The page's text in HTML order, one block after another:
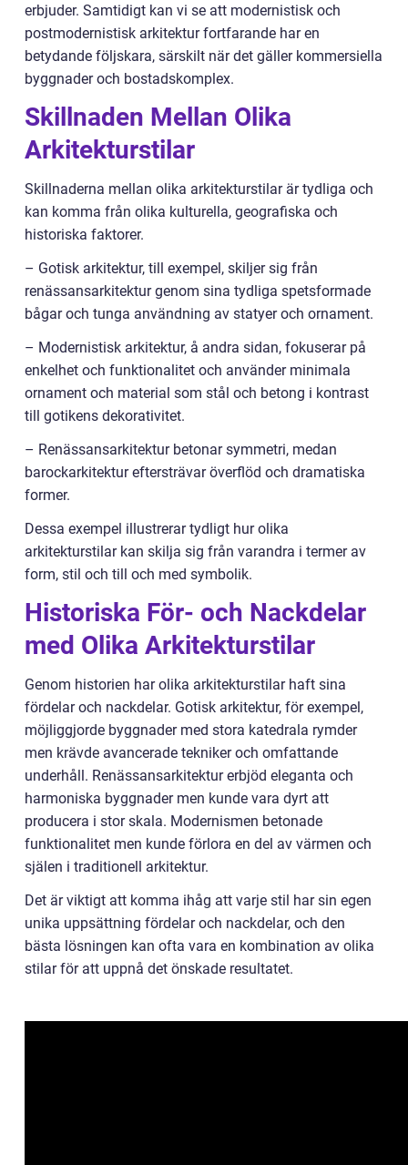
erbjuder. Samtidigt kan vi se att modernistisk och
postmodernistisk arkitektur fortfarande har en
betydande följskara, särskilt när det gäller kommersiella
byggnader och bostadskomplex.
Skillnaden Mellan Olika
Arkitekturstilar
Skillnaderna mellan olika arkitekturstilar är tydliga och
kan komma från olika kulturella, geografiska och
historiska faktorer.
– Gotisk arkitektur, till exempel, skiljer sig från
renässansarkitektur genom sina tydliga spetsformade
bågar och tunga användning av statyer och ornament.
– Modernistisk arkitektur, å andra sidan, fokuserar på
enkelhet och funktionalitet och använder minimala
ornament och material som stål och betong i kontrast
till gotikens dekorativitet.
– Renässansarkitektur betonar symmetri, medan
barockarkitektur eftersträvar överflöd och dramatiska
former.
Dessa exempel illustrerar tydligt hur olika
arkitekturstilar kan skilja sig från varandra i termer av
form, stil och till och med symbolik.
Historiska För- och Nackdelar
med Olika Arkitekturstilar
Genom historien har olika arkitekturstilar haft sina
fördelar och nackdelar. Gotisk arkitektur, för exempel,
möjliggjorde byggnader med stora katedrala rymder
men krävde avancerade tekniker och omfattande
underhåll. Renässansarkitektur erbjöd eleganta och
harmoniska byggnader men kunde vara dyrt att
producera i stor skala. Modernismen betonade
funktionalitet men kunde förlora en del av värmen och
själen i traditionell arkitektur.
Det är viktigt att komma ihåg att varje stil har sin egen
unika uppsättning fördelar och nackdelar, och den
bästa lösningen kan ofta vara en kombination av olika
stilar för att uppnå det önskade resultatet.